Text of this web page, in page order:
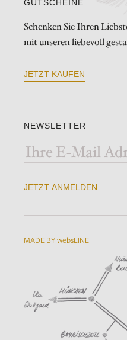
GUTSCHEINE
Schenken Sie Ihren
mit unseren liebevoll
JETZT KAUFEN
NEWSLETTER
JETZT ANMELDEN
MADE BY websLINE